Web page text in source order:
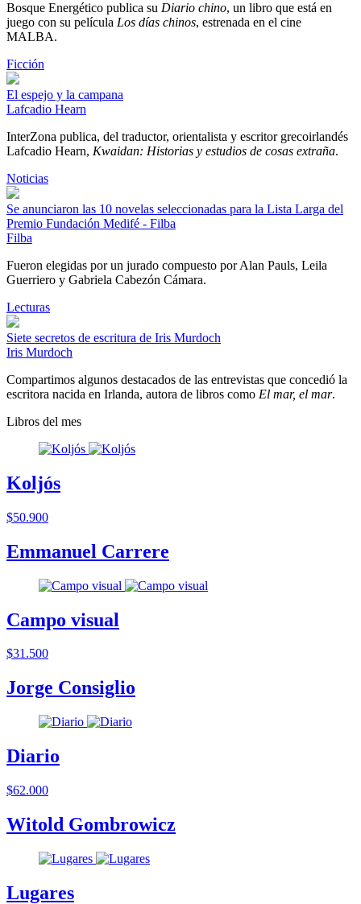
Bosque Energético publica su Diario chino, un libro que está en
juego con su película Los días chinos, estrenada en el cine
MALBA.
Ficción
El espejo y la campana
Lafcadio Hearn
InterZona publica, del traductor, orientalista y escritor grecoirlandés
Lafcadio Hearn, Kwaidan: Historias y estudios de cosas extraña.
Noticias
Se anunciaron las 10 novelas seleccionadas para la Lista Larga del
Premio Fundación Medifé - Filba
Filba
Fueron elegidas por un jurado compuesto por Alan Pauls, Leila
Guerriero y Gabriela Cabezón Cámara.
Lecturas
Siete secretos de escritura de Iris Murdoch
Iris Murdoch
Compartimos algunos destacados de las entrevistas que concedió la
escritora nacida en Irlanda, autora de libros como El mar, el mar.
Libros del mes
Koljós
$50.900
Emmanuel Carrere
Campo visual
$31.500
Jorge Consiglio
Diario
$62.000
Witold Gombrowicz
Lugares